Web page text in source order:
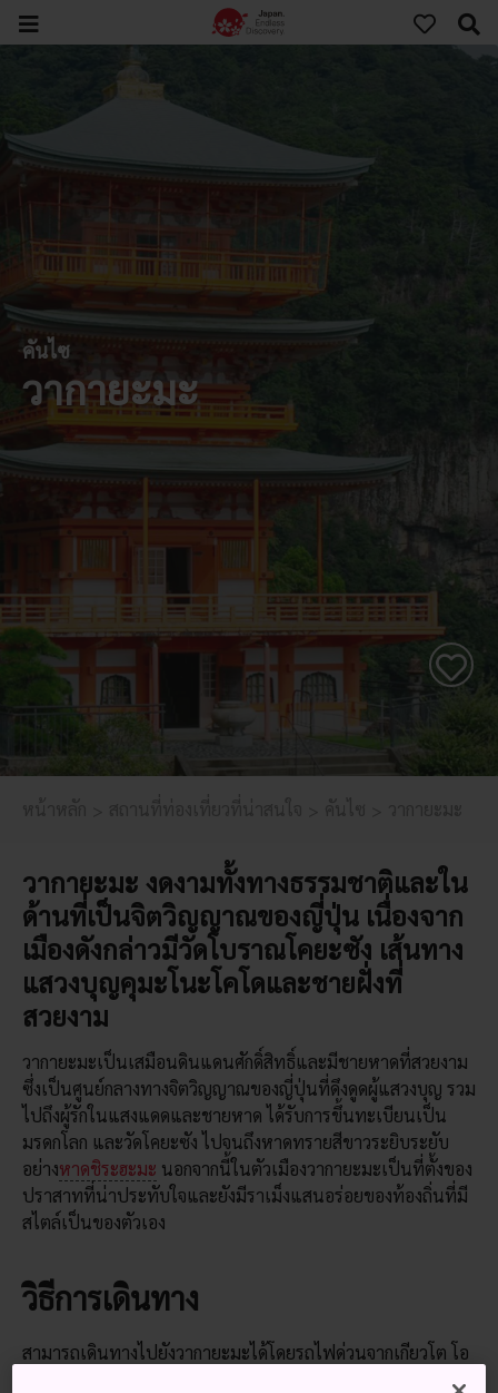
คันไซ
วากายะมะ
วากายะมะ งดงามทั้งทางธรรมชาติและใน
ด้านที่เป็นจิตวิญญาณของญี่ปุ่น เนื่องจาก
เมืองดังกล่าวมีวัดโบราณโคยะซัง เส้นทาง
แสวงบุญคุมะโนะโคโดและชายฝั่งที่
สวยงาม
วากายะมะเป็นเสมือนดินแดนศักดิ์สิทธิ์และมีชายหาดที่สวยงาม
ซึ่งเป็นศูนย์กลางทางจิตวิญญาณของญี่ปุ่นที่ดึงดูดผู้แสวงบุญ รวม
ไปถึงผู้รักในแสงแดดและชายหาด ได้รับการขึ้นทะเบียนเป็น
มรดกโลก และวัดโคยะซัง ไปจนถึงหาดทรายสีขาวระยิบระยับ
อย่างหาดชิระฮะมะ นอกจากนี้ในตัวเมืองวากายะมะเป็นที่ตั้งของ
ปราสาทที่น่าประทับใจและยังมีราเม็งแสนอร่อยของท้องถิ่นที่มี
สไตล์เป็นของตัวเอง
วิธีการเดินทาง
สามารถเดินทางไปยังวากายะมะได้โดยรถไฟด่วนจากเกียวโต โอ
ซาก้าและนาโกย่า มีบริการรถไฟและรถบัสเป็นประจำจากโอซาก้